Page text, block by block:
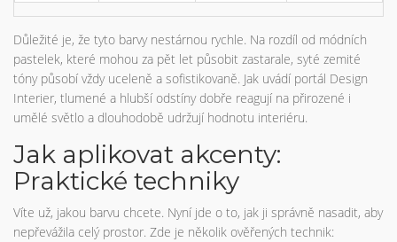
Důležité je, že tyto barvy nestárnou rychle. Na rozdíl od módních
pastelek, které mohou za pět let působit zastarale, syté zemité
tóny působí vždy uceleně a sofistikovaně. Jak uvádí portál Design
Interier, tlumené a hlubší odstíny dobře reagují na přirozené i
umělé světlo a dlouhodobě udržují hodnotu interiéru.
Jak aplikovat akcenty:
Praktické techniky
Víte už, jakou barvu chcete. Nyní jde o to, jak ji správně nasadit, aby
nepřevážila celý prostor. Zde je několik ověřených technik: